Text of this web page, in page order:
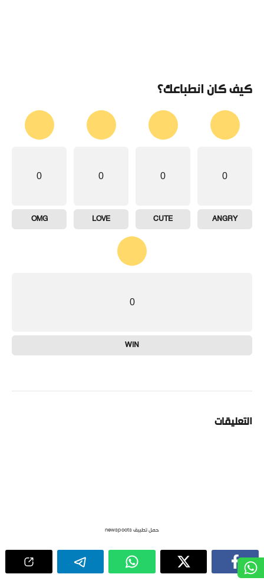
كيف كان انطباعك؟
0
ANGRY
0
CUTE
0
LOVE
0
OMG
0
WIN
التعليقات
حمل تطبيق newspoots